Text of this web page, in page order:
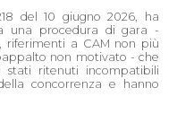
del 10 giugno 2026, ha
una procedura di gara -
riferimenti a CAM non più
non motivato - che
stati ritenuti incompatibili
concorrenza e hanno